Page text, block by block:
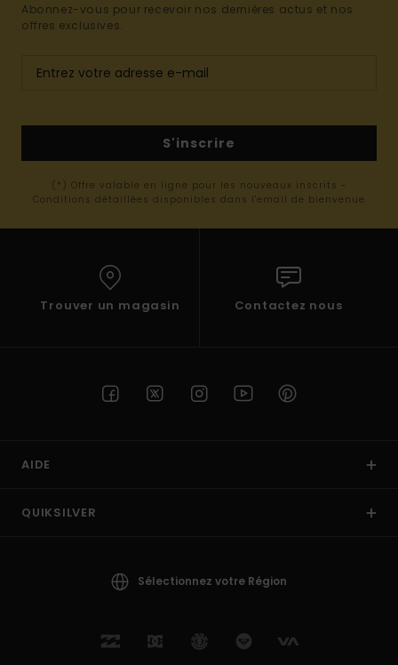
Abonnez-vous pour recevoir nos dernières actus et nos
offres exclusives.
S'inscrire
(*) Offre valable en ligne pour les nouveaux inscrits -
Conditions détaillées disponibles dans l'email de bienvenue
Trouver un magasin Contactez nous
AIDE
QUIKSILVER
Sélectionnez votre Région